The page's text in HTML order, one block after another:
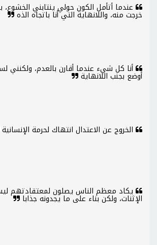
عندما أتأمل الكون حولي ينتابني الخشوع،
خرجت منه، واللانهاية التي أنا باتجاه الذه
أنا كل شيء عندما أقارن بالعدم، ولكنني
أوضع بجنب اللانهاية
الخروج عن الاعتدال انتهاك لحرمة الإنسانية
يكاد معظم الناس يصلون لمعتقادتهم
الإثنات، ولكن بناء على ما يجدونه جذابا